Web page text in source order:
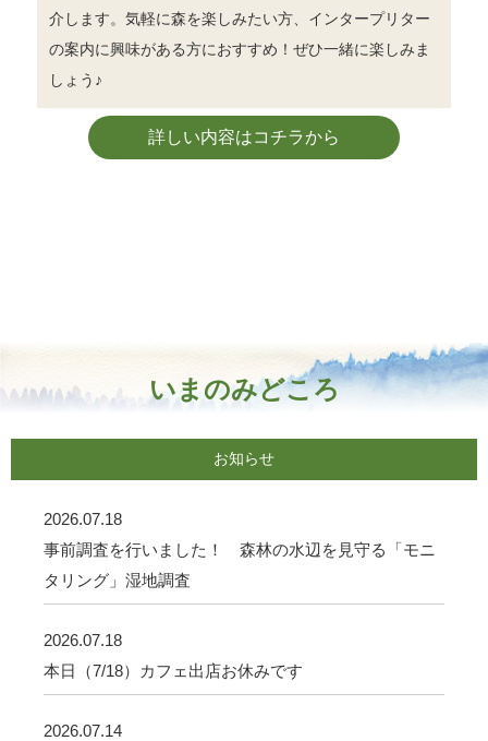
介します。気軽に森を楽しみたい方、インタープリター
の案内に興味がある方におすすめ！ぜひ一緒に楽しみま
しょう♪
詳しい内容はコチラから
いまのみどころ
お知らせ
2026.07.18
事前調査を行いました！ 森林の水辺を見守る「モニ
タリング」湿地調査
2026.07.18
本日（7/18）カフェ出店お休みです
2026.07.14